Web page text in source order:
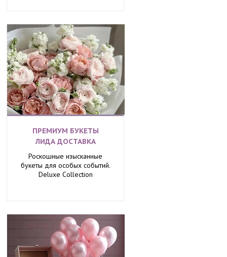
ПРЕМИУМ БУКЕТЫ
ЛИДА ДОСТАВКА
Роскошные изысканные
букеты для особых событий.
Deluxe Collection